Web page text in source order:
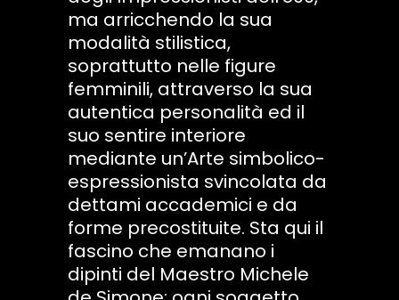
ma arricchendo la sua
modalità stilistica,
soprattutto nelle figure
femminili, attraverso la sua
autentica personalità ed il
suo sentire interiore
mediante un’Arte simbolico-
espressionista svincolata da
dettami accademici e da
forme precostituite. Sta qui il
fascino che emanano i
dipinti del Maestro Michele